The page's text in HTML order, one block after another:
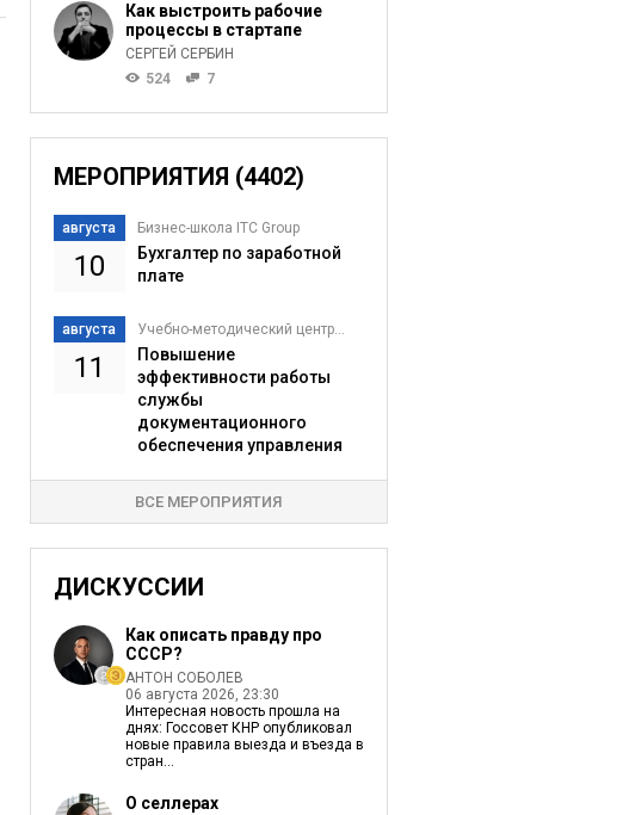
Как выстроить рабочие
процессы в стартапе
СЕРГЕЙ СЕРБИН
524
7
МЕРОПРИЯТИЯ (4402)
августа
10
Бизнес-школа ITC Group
Бухгалтер по заработной
плате
августа
11
Учебно-методический центр...
Повышение
эффективности работы
службы
документационного
обеспечения управления
ВСЕ МЕРОПРИЯТИЯ
ДИСКУССИИ
Как описать правду про
СССР?
АНТОН СОБОЛЕВ
06 августа 2026, 23:30
Интересная новость прошла на
днях: Госсовет КНР опубликовал
новые правила выезда и въезда в
стран...
О селлерах